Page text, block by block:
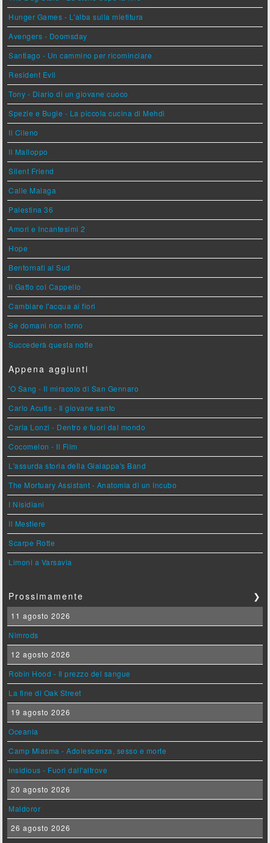
Hunger Games - L'alba sulla mietitura
Avengers - Doomsday
Santiago - Un cammino per ricominciare
Resident Evil
Tony - Diario di un giovane cuoco
Spezie e Bugie - La piccola cucina di Mehdi
Il Cileno
Il Malloppo
Silent Friend
Calle Malaga
Palestina 36
Amori e Incantesimi 2
Hope
Bentornati al Sud
Il Gatto col Cappello
Cambiare l'acqua ai fiori
Se domani non torno
Succederà questa notte
Appena aggiunti
'O Sang - Il miracolo di San Gennaro
Carlo Acutis - Il giovane santo
Carla Lonzi - Dentro e fuori dal mondo
Cocomelon - Il Film
L'assurda storia della Gialappa's Band
The Mortuary Assistant - Anatomia di un Incubo
I Nisidiani
Il Mestiere
Scarpe Rotte
Limoni a Varsavia
Prossimamente ❯
11 agosto 2026
Nimrods
12 agosto 2026
Robin Hood - Il prezzo del sangue
La fine di Oak Street
19 agosto 2026
Oceania
Camp Miasma - Adolescenza, sesso e morte
Insidious - Fuori dall'altrove
20 agosto 2026
Maldoror
26 agosto 2026